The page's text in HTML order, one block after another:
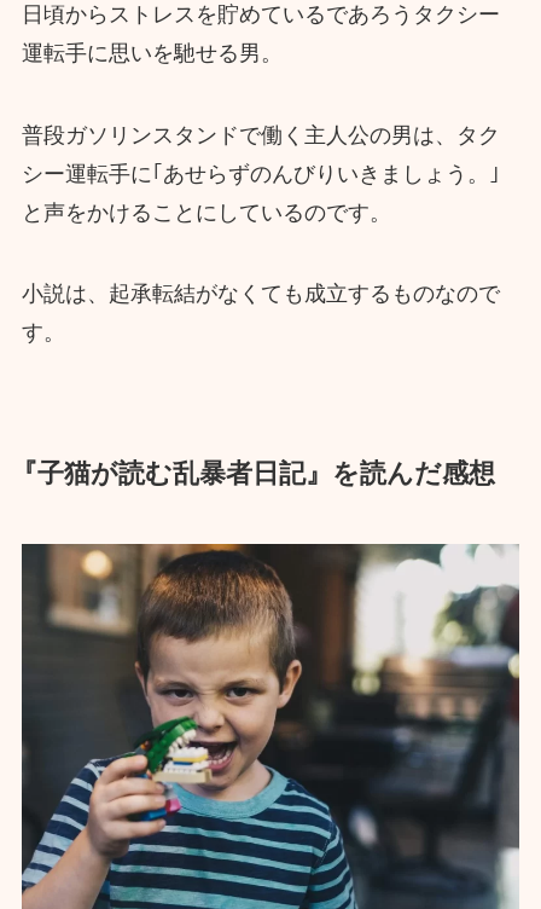
日頃からストレスを貯めているであろうタクシー
運転手に思いを馳せる男。
普段ガソリンスタンドで働く主人公の男は、タク
シー運転手に｢あせらずのんびりいきましょう。｣
と声をかけることにしているのです。
小説は、起承転結がなくても成立するものなので
す。
『子猫が読む乱暴者日記』を読んだ感想